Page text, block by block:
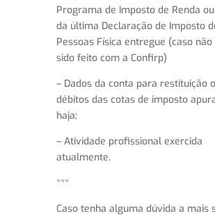
Programa de Imposto de Renda ou
da última Declaração de Imposto
Pessoas Física entregue (caso
sido feito com a Confirp)
– Dados da conta para restituição
débitos das cotas de imposto
haja;
– Atividade profissional exercida
atualmente.
***
Caso tenha alguma dúvida a mais